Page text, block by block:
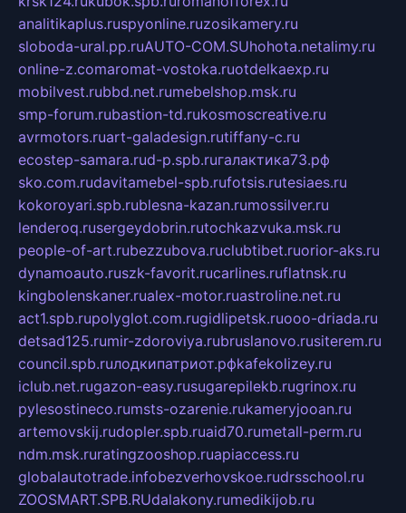
analitikaplus.ruspyonline.ruzosikamery.ru
sloboda-ural.pp.ruAUTO-COM.SUhohota.netalimy.ru
online-z.comaromat-vostoka.ruotdelkaexp.ru
mobilvest.rubbd.net.rumebelshop.msk.ru
smp-forum.rubastion-td.rukosmoscreative.ru
avrmotors.ruart-galadesign.rutiffany-c.ru
ecostep-samara.rud-p.spb.ruгалактика73.рф
sko.com.rudavitamebel-spb.rufotsis.rutesiaes.ru
kokoroyari.spb.rublesna-kazan.rumossilver.ru
lenderoq.rusergeydobrin.rutochkazvuka.msk.ru
people-of-art.rubezzubova.ruclubtibet.ruorior-aks.ru
dynamoauto.ruszk-favorit.rucarlines.ruflatnsk.ru
kingbolenskaner.rualex-motor.ruastroline.net.ru
act1.spb.rupolyglot.com.rugidlipetsk.ruooo-driada.ru
detsad125.rumir-zdoroviya.rubruslanovo.rusiterem.ru
council.spb.ruлодкипатриот.рфkafekolizey.ru
iclub.net.rugazon-easy.rusugarepilekb.rugrinox.ru
pylesostineco.rumsts-ozarenie.rukameryjooan.ru
artemovskij.rudopler.spb.ruaid70.rumetall-perm.ru
ndm.msk.ruratingzooshop.ruapiaccess.ru
globalautotrade.infobezverhovskoe.rudrsschool.ru
ZOOSMART.SPB.RUdalakony.rumedikijob.ru